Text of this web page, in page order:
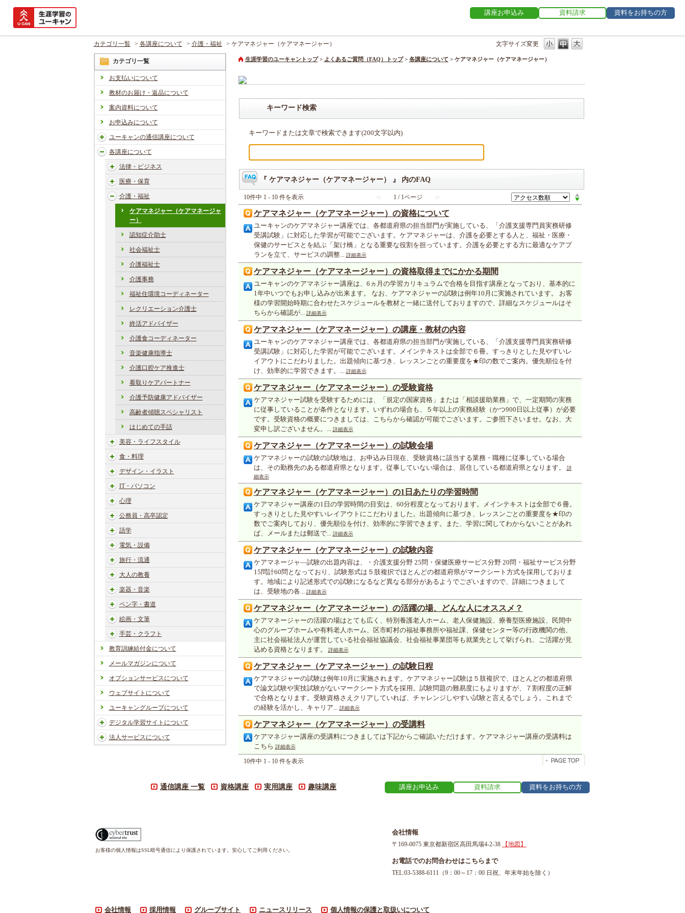
講座お申込み 資料請求 資料をお持ちの方
文字サイズ変更
カテゴリ一覧 > 各講座について > 介護・福祉 > ケアマネジャー（ケアマネージャー）
カテゴリ一覧
お支払いについて
教材のお届け・返品について
案内資料について
お申込みについて
ユーキャンの通信講座について
各講座について
法律・ビジネス
医療・保育
介護・福祉
ケアマネジャー（ケアマネージャ
ー）
認知症介助士
社会福祉士
介護福祉士
介護事務
福祉住環境コーディネーター
レクリエーション介護士
終活アドバイザー
介護食コーディネーター
音楽健康指導士
介護口腔ケア推進士
看取りケアパートナー
介護予防健康アドバイザー
高齢者傾聴スペシャリスト
はじめての手話
美容・ライフスタイル
食・料理
デザイン・イラスト
IT・パソコン
心理
公務員・高卒認定
語学
電気・設備
旅行・流通
大人の教養
楽器・音楽
ペン字・書道
絵画・文筆
手芸・クラフト
教育訓練給付金について
メールマガジンについて
オプションサービスについて
ウェブサイトについて
ユーキャングループについて
デジタル学習サイトについて
法人サービスについて
生涯学習のユーキャントップ > よくあるご質問（FAQ）トップ > 各講座について > ケアマネジャー（ケアマネージャー）
キーワード検索
キーワードまたは文章で検索できます(200文字以内)
『 ケアマネジャー（ケアマネージャー） 』 内のFAQ
10件中 1 - 10 件を表示 ≪ 1 / 1ページ ≫
ケアマネジャー（ケアマネージャー）の資格について
ユーキャンのケアマネジャー講座では、各都道府県の担当部門が実施している、「介護支援専門員実務研修
受講試験」に対応した学習が可能でございます。ケアマネジャーは、介護を必要とする人と、福祉・医療・
保健のサービスとを結ぶ「架け橋」となる重要な役割を担っています。介護を必要とする方に最適なケアプ
ランを立て、サービスの調整... 詳細表示
ケアマネジャー（ケアマネージャー）の資格取得までにかかる期間
ユーキャンのケアマネジャー講座は、6ヵ月の学習カリキュラムで合格を目指す講座となっており、基本的に
1年中いつでもお申し込みが出来ます。 なお、ケアマネジャーの試験は例年10月に実施されています。 お客
様の学習開始時期に合わせたスケジュールを教材と一緒に送付しておりますので、詳細なスケジュールはそ
ちらから確認が... 詳細表示
ケアマネジャー（ケアマネージャー）の講座・教材の内容
ユーキャンのケアマネジャー講座では、各都道府県の担当部門が実施している、「介護支援専門員実務研修
受講試験」に対応した学習が可能でございます。メインテキストは全部で６冊。すっきりとした見やすいレ
イアウトにこだわりました。出題傾向に基づき、レッスンごとの重要度を★印の数でご案内。優先順位を付
け、効率的に学習できます。... 詳細表示
ケアマネジャー（ケアマネージャー）の受験資格
ケアマネジャー試験を受験するためには、「規定の国家資格」または「相談援助業務」で、一定期間の実務
に従事していることが条件となります。いずれの場合も、５年以上の実務経験（かつ900日以上従事）が必要
です。受験資格の概要につきましては、こちらから確認が可能でございます。ご参照下さいませ。なお、大
変申し訳ございません。... 詳細表示
ケアマネジャー（ケアマネージャー）の試験会場
ケアマネジャーの試験の試験地は、お申込み日現在、受験資格に該当する業務・職種に従事している場合
は、その勤務先のある都道府県となります。従事していない場合は、居住している都道府県となります。
詳
細表示
ケアマネジャー（ケアマネージャー）の1日あたりの学習時間
ケアマネジャー講座の1日の学習時間の目安は、60分程度となっております。メインテキストは全部で６冊。
すっきりとした見やすいレイアウトにこだわりました。出題傾向に基づき、レッスンごとの重要度を★印の
数でご案内しており、優先順位を付け、効率的に学習できます。また、学習に関してわからないことがあれ
ば、メールまたは郵送で... 詳細表示
ケアマネジャー（ケアマネージャー）の試験内容
ケアマネージャ―試験の出題内容は、・介護支援分野 25問・保健医療サービス分野 20問・福祉サービス分野
15問計60問となっており、試験形式は５肢複択でほとんどの都道府県がマークシート方式を採用しておりま
す。地域により記述形式での試験になるなど異なる部分があるようでございますので、詳細につきまして
は、受験地の各... 詳細表示
ケアマネジャー（ケアマネージャー）の活躍の場、どんな人にオススメ？
ケアマネージャーの活躍の場はとても広く、特別養護老人ホーム、老人保健施設、療養型医療施設、民間中
心のグループホームや有料老人ホーム、区市町村の福祉事務所や福祉課、保健センター等の行政機関の他、
主に社会福祉法人が運営している社会福祉協議会、社会福祉事業団等も就業先として挙げられ、ご活躍が見
込める資格となります。
詳細表示
ケアマネジャー（ケアマネージャー）の試験日程
ケアマネジャーの試験は例年10月に実施されます。ケアマネジャー試験は５肢複択で、ほとんどの都道府県
で論文試験や実技試験がないマークシート方式を採用。試験問題の難易度にもよりますが、７割程度の正解
で合格となります。受験資格さえクリアしていれば、チャレンジしやすい試験と言えるでしょう。これまで
の経験を活かし、キャリア... 詳細表示
ケアマネジャー（ケアマネージャー）の受講料
ケアマネジャー講座の受講料につきましては下記からご確認いただけます。ケアマネジャー講座の受講料は
こちら 詳細表示
10件中 1 - 10 件を表示
通信講座 一覧 資格講座 実用講座 趣味講座 講座お申込み 資料請求 資料をお持ちの方
お客様の個人情報はSSL暗号通信により保護されています。安心してご利用ください。
会社情報
〒169-0075 東京都新宿区高田馬場4-2-38 【地図】
お電話でのお問合わせはこちらまで
TEL:03-5388-6111（9：00～17：00 日祝、年末年始を除く）
会社情報 採用情報 グループサイト ニュースリリース 個人情報の保護と取扱いについて